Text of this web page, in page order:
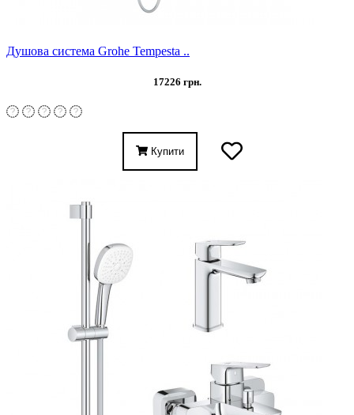
Душова система Grohe Tempesta ..
17226 грн.
Купити